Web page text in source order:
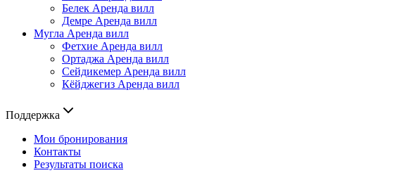
Белек Аренда вилл
Демре Аренда вилл
Мугла Аренда вилл
Фетхие Аренда вилл
Ортаджа Аренда вилл
Сейдикемер Аренда вилл
Кёйджегиз Аренда вилл
Поддержка
Мои бронирования
Контакты
Результаты поиска